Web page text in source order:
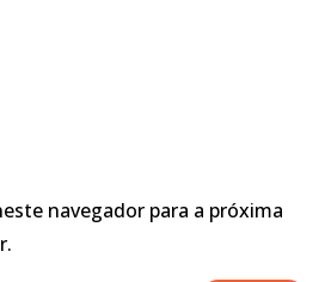
navegador para a próxima